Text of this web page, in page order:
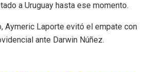
a Uruguay hasta ese momento.
Aymeric Laporte evitó el empate con
ante Darwin Núñez.